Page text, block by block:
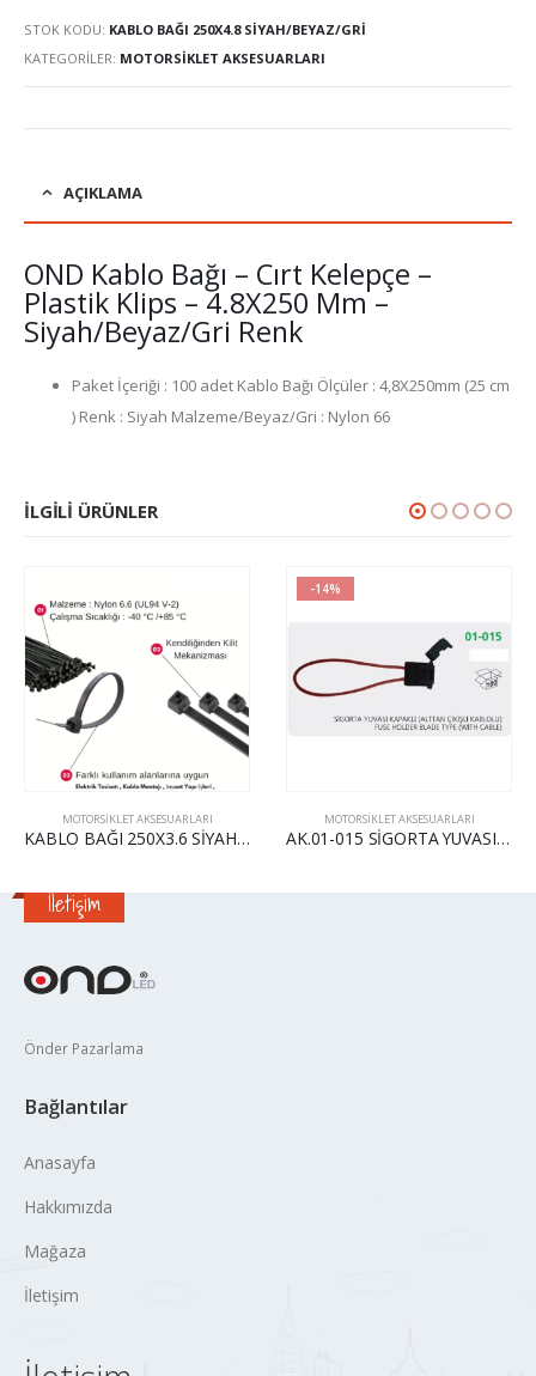
STOK KODU: KABLO BAĞI 250X4.8 SİYAH/BEYAZ/GRİ
KATEGORILER: MOTORSİKLET AKSESUARLARI
AÇIKLAMA
OND Kablo Bağı – Cırt Kelepçe –
Plastik Klips – 4.8X250 Mm –
Siyah/Beyaz/Gri Renk
Paket İçeriği : 100 adet Kablo Bağı Ölçüler : 4,8X250mm (25 cm
) Renk : Siyah Malzeme/Beyaz/Gri : Nylon 66
İLGILI ÜRÜNLER
MOTORSİKLET AKSESUARLARI
AK.01-015 SİGORTA YUVASI KAPAKLI ALTTAN ÇIKIŞLI KABLOLU
FIRSAT
MOTORSİKLET AKSESUARLARI
Ç.30007 MOTOR BUJI A7 TC
İletişim
Önder Pazarlama
Bağlantılar
Anasayfa
Hakkımızda
Mağaza
İletişim